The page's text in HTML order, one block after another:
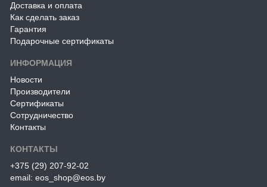
Доставка и оплата
Как сделать заказ
Гарантия
Подарочные сертификаты
ИНФОРМАЦИЯ
Новости
Производители
Сертификаты
Сотрудничество
Контакты
КОНТАКТЫ
+375 (29) 207-92-02
email: eos_shop@eos.by